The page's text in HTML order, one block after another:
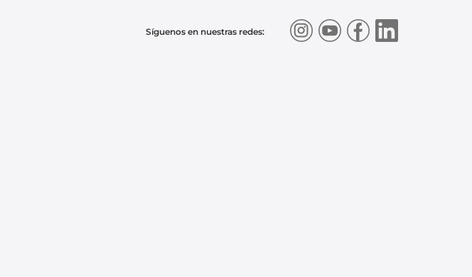
Síguenos en nuestras redes: